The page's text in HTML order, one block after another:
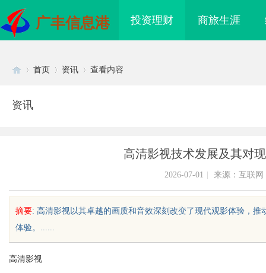
广丰信息港 投资理财 商旅生涯
首页 资讯 查看内容
资讯
高清影视技术发展及其对
2026-07-01 来源：互联网
摘要: 高清影视以其卓越的画质和音效深刻改变了现代观影体验，
体验。......
高清影视
品运输：八类腐蚀